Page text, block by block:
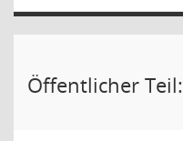
Öffentlicher Teil: